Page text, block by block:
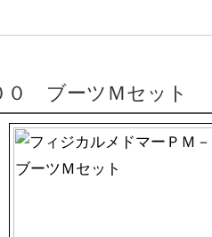
０ ブーツＭセット